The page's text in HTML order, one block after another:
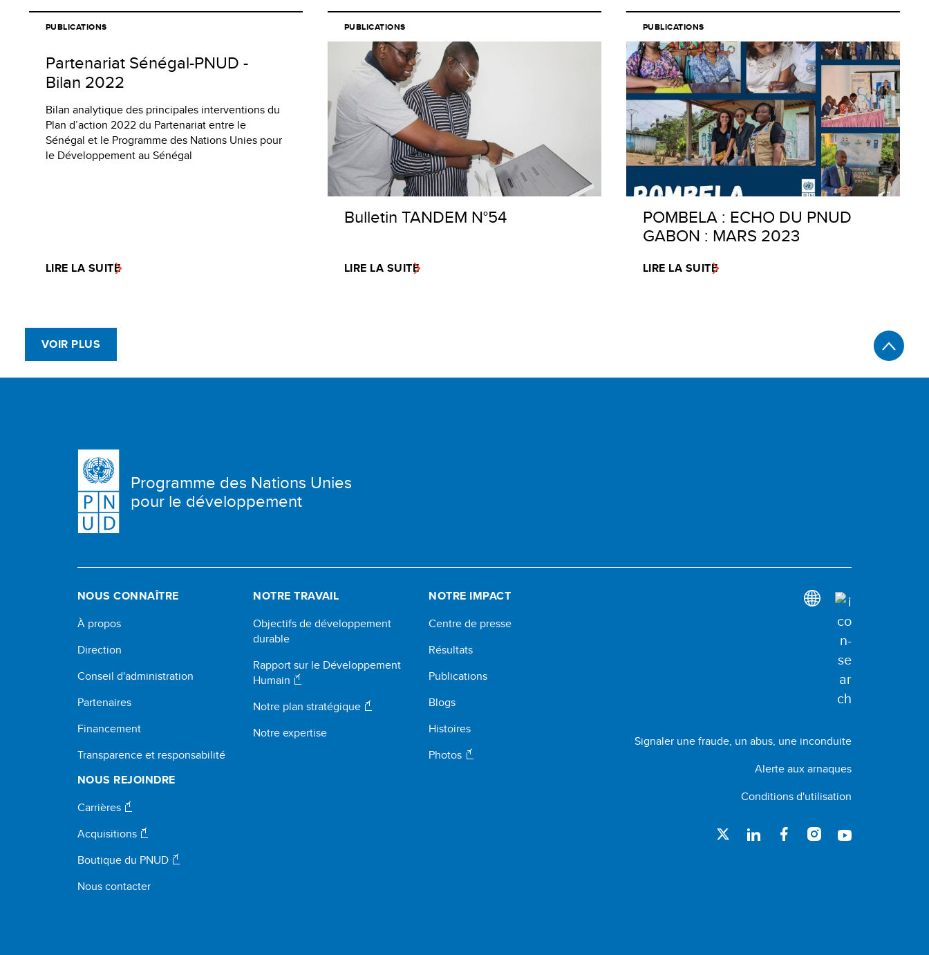
PUBLICATIONS
Partenariat Sénégal-PNUD -
Bilan 2022
Bilan analytique des principales interventions du
Plan d’action 2022 du Partenariat entre le
Sénégal et le Programme des Nations Unies pour
le Développement au Sénégal
LIRE LA SUITE
PUBLICATIONS
Bulletin TANDEM N°54
LIRE LA SUITE
PUBLICATIONS
POMBELA : ECHO DU PNUD
GABON : MARS 2023
LIRE LA SUITE
VOIR PLUS
Programme des Nations Unies
pour le développement
NOUS CONNAÎTRE
À propos
Direction
Conseil d'administration
Partenaires
Financement
Transparence et responsabilité
NOTRE TRAVAIL
Objectifs de développement
durable
Rapport sur le Développement
Humain
Notre plan stratégique
Notre expertise
NOTRE IMPACT
Centre de presse
Résultats
Publications
Blogs
Histoires
Photos
NOUS REJOINDRE
Carrières
Acquisitions
Boutique du PNUD
Nous contacter
Signaler une fraude, un abus, une inconduite
Alerte aux arnaques
Conditions d'utilisation